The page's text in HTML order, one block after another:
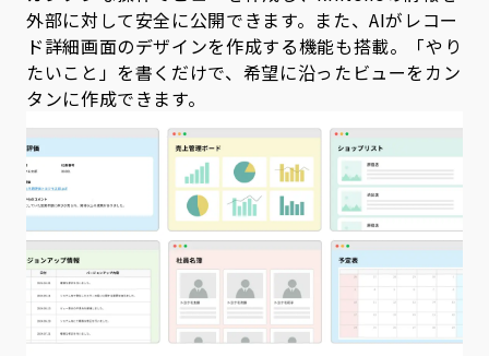
外部に対して安全に公開できます。また、AIがレコー
ド詳細画面のデザインを作成する機能も搭載。「やり
たいこと」を書くだけで、希望に沿ったビューをカン
タンに作成できます。